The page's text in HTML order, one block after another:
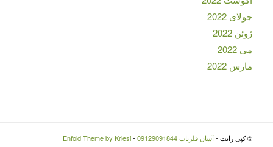
جولای 2022
ژوئن 2022
می 2022
مارس 2022
© کپی رایت -آسان فلزیاب 09129091844 -
Enfold Theme by Kriesi